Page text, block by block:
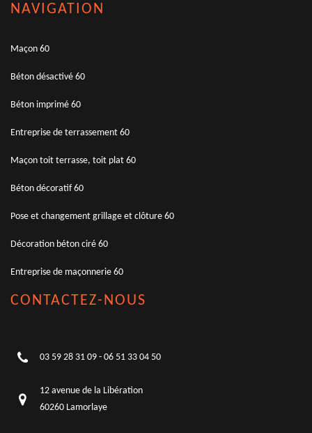
NAVIGATION
Maçon 60
Béton désactivé 60
Béton imprimé 60
Entreprise de terrassement 60
Maçon toit terrasse, toit plat 60
Béton décoratif 60
Pose et changement grillage et clôture 60
Décoration béton ciré 60
Entreprise de maçonnerie 60
CONTACTEZ-NOUS
03 59 28 31 09 - 06 51 33 04 50
12 avenue de la Libération
60260 Lamorlaye